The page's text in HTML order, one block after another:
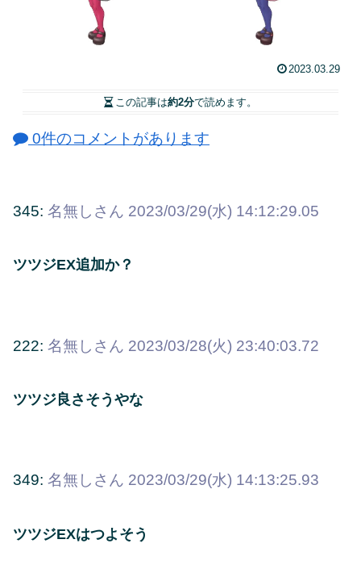
2023.03.29
この記事は約2分で読めます。
0件のコメントがあります
345: 名無しさん 2023/03/29(水) 14:12:29.05
ツツジEX追加か？
222: 名無しさん 2023/03/28(火) 23:40:03.72
ツツジ良さそうやな
349: 名無しさん 2023/03/29(水) 14:13:25.93
ツツジEXはつよそう